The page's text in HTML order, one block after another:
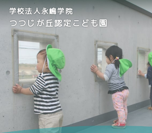
学校法人永嶋学院
つつじが丘認定こども園